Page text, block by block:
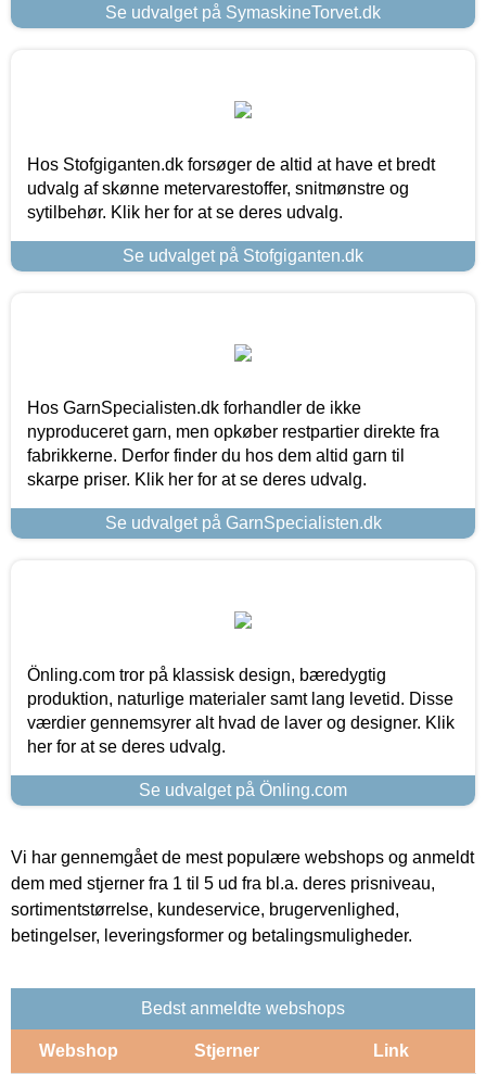
Se udvalget på SymaskineTorvet.dk
Hos Stofgiganten.dk forsøger de altid at have et bredt
udvalg af skønne metervarestoffer, snitmønstre og
sytilbehør. Klik her for at se deres udvalg.
Se udvalget på Stofgiganten.dk
Hos GarnSpecialisten.dk forhandler de ikke
nyproduceret garn, men opkøber restpartier direkte fra
fabrikkerne. Derfor finder du hos dem altid garn til
skarpe priser. Klik her for at se deres udvalg.
Se udvalget på GarnSpecialisten.dk
Önling.com tror på klassisk design, bæredygtig
produktion, naturlige materialer samt lang levetid. Disse
værdier gennemsyrer alt hvad de laver og designer. Klik
her for at se deres udvalg.
Se udvalget på Önling.com
Vi har gennemgået de mest populære webshops og anmeldt
dem med stjerner fra 1 til 5 ud fra bl.a. deres prisniveau,
sortimentstørrelse, kundeservice, brugervenlighed,
betingelser, leveringsformer og betalingsmuligheder.
Bedst anmeldte webshops
Webshop Stjerner Link